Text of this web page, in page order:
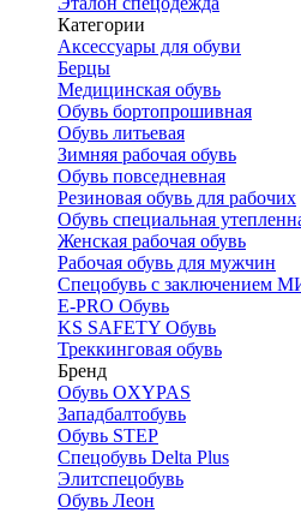
Категории
Аксессуары для обуви
Берцы
Медицинская обувь
Обувь бортопрошивная
Обувь литьевая
Зимняя рабочая обувь
Обувь повседневная
Резиновая обувь для рабочих
Обувь специальная
Женская рабочая обувь
Рабочая обувь для мужчин
Спецобувь с
E-PRO Обувь
KS SAFETY Обувь
Треккинговая обувь
Бренд
Обувь OXYPAS
Западбалтобувь
Обувь STEP
Спецобувь Delta Plus
Элитспецобувь
Обувь Леон